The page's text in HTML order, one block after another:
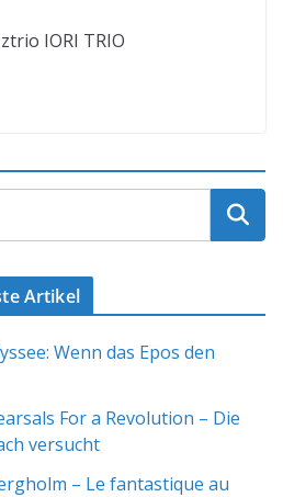
IORI TRIO
Artikel
Wenn das Epos den
For a Revolution – Die
versucht
– Le fantastique au